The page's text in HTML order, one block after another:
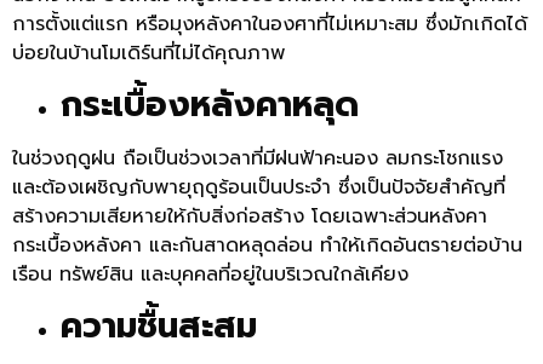
การตั้งแต่แรก หรือมุงหลังคาในองศาที่ไม่เหมาะสม ซึ่งมักเกิดได้
บ่อยในบ้านโมเดิร์นที่ไม่ได้คุณภาพ
กระเบื้องหลังคาหลุด
ในช่วงฤดูฝน ถือเป็นช่วงเวลาที่มีฝนฟ้าคะนอง ลมกระโชกแรง
และต้องเผชิญกับพายุฤดูร้อนเป็นประจำ ซึ่งเป็นปัจจัยสำคัญที่
สร้างความเสียหายให้กับสิ่งก่อสร้าง โดยเฉพาะส่วนหลังคา
กระเบื้องหลังคา และกันสาดหลุดล่อน ทำให้เกิดอันตรายต่อบ้าน
เรือน ทรัพย์สิน และบุคคลที่อยู่ในบริเวณใกล้เคียง
ความชื้นสะสม